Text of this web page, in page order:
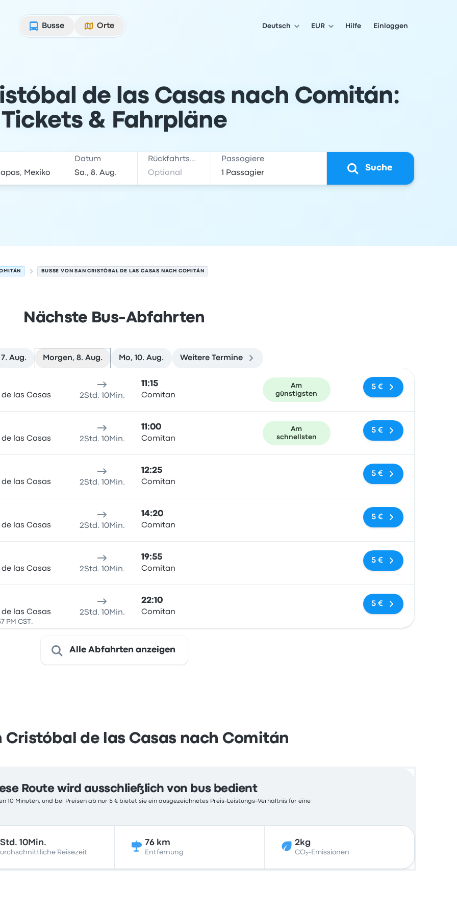
Busse
Orte Deutsch EUR Hilfe Einloggen
de las Casas nach Comitán:
Tickets & Fahrpläne
Datum Rückfahrtsdatum Passagiere
Suche
BUSSE VON SAN CRISTÓBAL DE LAS CASAS NACH COMITÁN
Nächste Bus-Abfahrten
Aug. Morgen, 8. Aug. Mo, 10. Aug. Weitere Termine
las Casas 2Std. 10Min.
11:15
Comitan
Am
günstigsten
5 €
las Casas 2Std. 10Min.
11:00
Comitan
Am
schnellsten
5 €
las Casas 2Std. 10Min.
12:25
Comitan
Keine Tags
5 €
las Casas 2Std. 10Min.
14:20
Comitan
Keine Tags
5 €
las Casas 2Std. 10Min.
19:55
Comitan
Keine Tags
5 €
las Casas 2Std. 10Min.
22:10
Comitan
Keine Tags
5 €
PM CST.
Alle Abfahrten anzeigen
Cristóbal de las Casas nach Comitán
Route wird ausschließlich von bus bedient
10 Minuten, und bei Preisen ab nur 5 € bietet sie ein ausgezeichnetes Preis-Leistungs-Verhältnis für eine
10Min.
Reisezeit
76 km
Entfernung
2kg
CO₂-Emissionen